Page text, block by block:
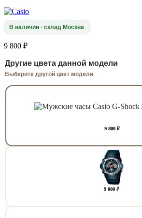
В наличии · склад Москва
9 800 ₽
Другие цвета данной модели
Выберите другой цвет модели
9 800 ₽
9 000 ₽